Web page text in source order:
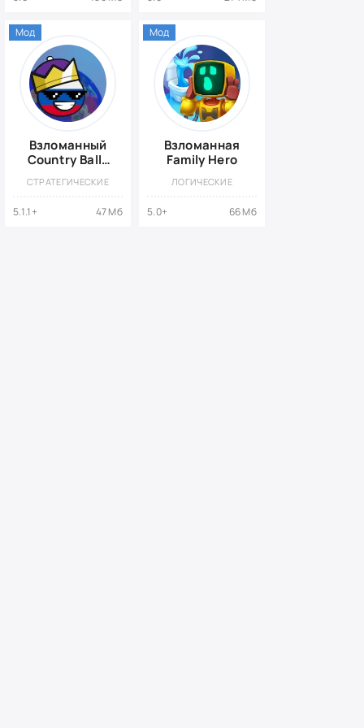
Взломанный
Country Balls
Arena
СТРАТЕГИЧЕСКИЕ
5.1.1+ 47 Мб
Мод
Взломанная
Family Hero
ЛОГИЧЕСКИЕ
5.0+ 66 Мб
Мод